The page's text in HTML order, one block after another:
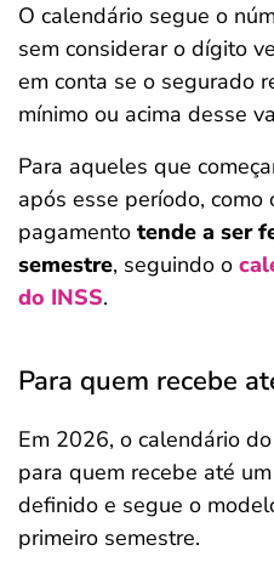
O calendário segue o
sem considerar o dígito
em conta se o segurado
mínimo ou acima desse
Para aqueles que
após esse período,
pagamento tende a ser
semestre, seguindo o
do INSS.
Para quem recebe
Em 2026, o calendário
para quem recebe até
definido e segue o
primeiro semestre.